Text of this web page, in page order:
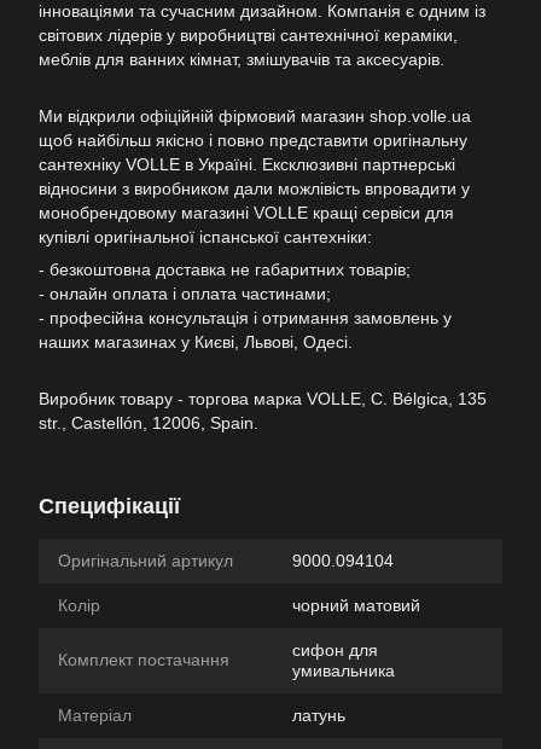
інноваціями та сучасним дизайном. Компанія є одним із
світових лідерів у виробництві сантехнічної кераміки,
меблів для ванних кімнат, змішувачів та аксесуарів.
Ми відкрили офіційній фірмовий магазин shop.volle.ua
щоб найбільш якісно і повно представити оригінальну
сантехніку VOLLE в Україні. Ексклюзивні партнерські
відносини з виробником дали можлівість впровадити у
монобрендовому магазині VOLLE кращі сервіси для
купівлі оригінальної іспанської сантехніки:
- безкоштовна доставка не габаритних товарів;
- онлайн оплата і оплата частинами;
- професійна консультація і отримання замовлень у
наших магазинах у Києві, Львові, Одесі.
Виробник товару - торгова марка VOLLE, C. Bélgica, 135
str., Castellón, 12006, Spain.
Специфікації
Оригінальний артикул 9000.094104
Колір чорний матовий
Комплект постачання
сифон для
умивальника
Матеріал латунь